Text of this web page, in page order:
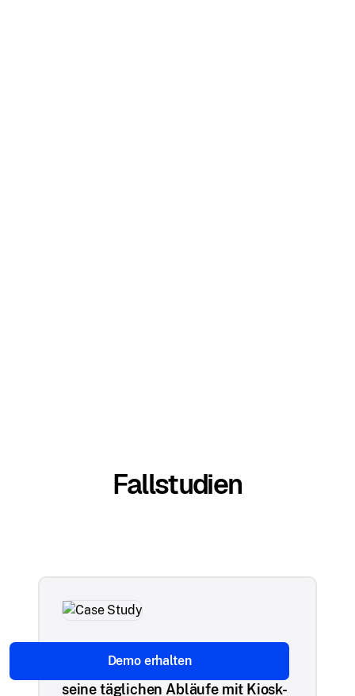
Fallstudien
globalen Logistikunternehmen,
seine täglichen Abläufe mit Kiosk-
Demo erhalten